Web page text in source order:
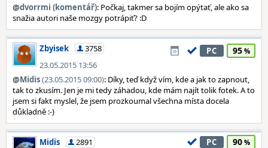
@dvorrmi (komentář): Počkaj, takmer sa bojím opýtať, ale ako sa
snažia autori naše mozgy potrápiť? :D
Zbyisek
3758
23.05.2015 13:56
PC 95
@Midis(23.05.2015 09:00): Díky, teď když vím, kde a jak to zapnout,
tak to zkusím. Jen je mi tedy záhadou, kde mám najít tolik fotek. A to
jsem si fakt myslel, že jsem prozkoumal všechna místa docela
důkladně :-)
Midis
2891
PC 90